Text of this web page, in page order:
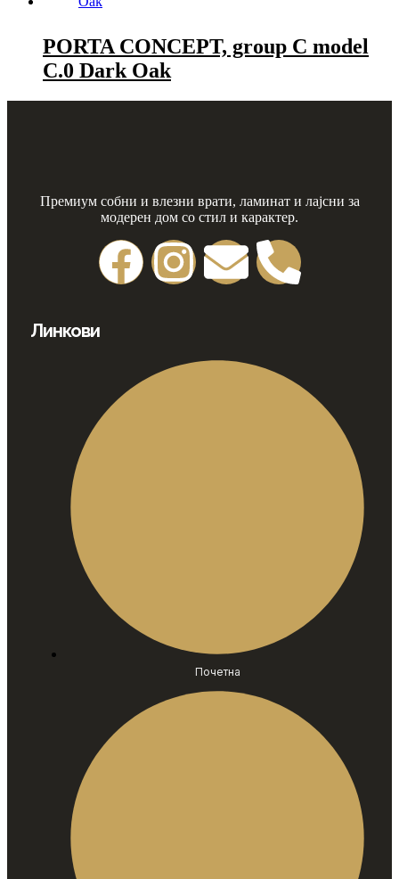
PORTA CONCEPT, group C model
C.0 Dark Oak
Премиум собни и влезни врати, ламинат и лајсни за
модерен дом со стил и карактер.
Линкови
Почетна